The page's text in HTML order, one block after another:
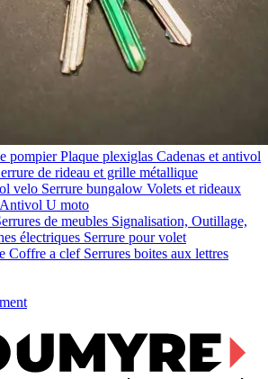
pompierPlaque plexiglas Cadenas et antivol
de rideau et grille métallique
velo Serrure bungalow Volets et rideaux
Antivol U moto
de meubles Signalisation, Outillage,
électriques Serrure pour volet
Coffre a clef Serrures boites aux lettres